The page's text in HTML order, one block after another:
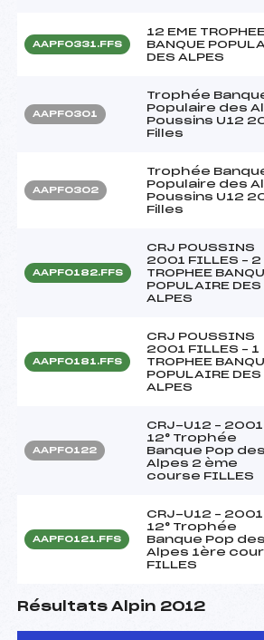
AAPF0331.FFS
12 EME
BANQUE
DES ALPES
AAPF0301
Trophée
Populaire des
Poussins U12
Filles
AAPF0302
Trophée
Populaire des
Poussins U12
Filles
AAPF0182.FFS
CRJ POUSSINS
2001 FILLES – 2
TROPHEE
POPULAIRE DES
ALPES
AAPF0181.FFS
CRJ POUSSINS
2001 FILLES – 1
TROPHEE
POPULAIRE DES
ALPES
AAPF0122
CRJ-U12 – 2001
12° Trophée
Banque Pop des
Alpes 2 ème
course FILLES
AAPF0121.FFS
CRJ-U12 – 2001
12° Trophée
Banque Pop des
Alpes 1ère
FILLES
Résultats Alpin 2012